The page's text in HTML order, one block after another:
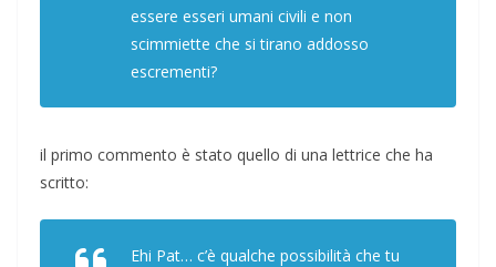
essere esseri umani civili e non
scimmiette che si tirano addosso
escrementi?
il primo commento è stato quello di una lettrice che ha
scritto:
Ehi Pat… c’è qualche possibilità che tu